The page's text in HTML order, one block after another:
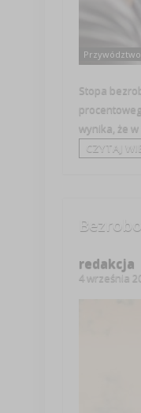
Przywództwo
Stopa
wynika, że
CZYTAJ
redakcja
4 września